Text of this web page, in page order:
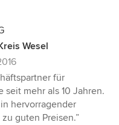
Wesel
für
mehr als 10 Jahren.
hervorragender
guten Preisen.”